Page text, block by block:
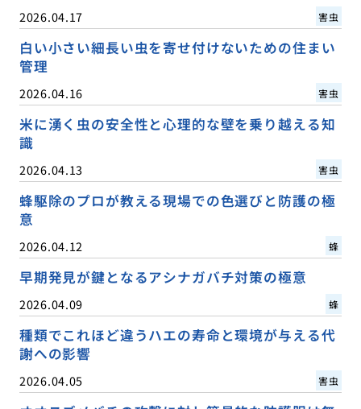
2026.04.17 害虫
白い小さい細長い虫を寄せ付けないための住まい
管理
2026.04.16 害虫
米に湧く虫の安全性と心理的な壁を乗り越える知
識
2026.04.13 害虫
蜂駆除のプロが教える現場での色選びと防護の極
意
2026.04.12 蜂
早期発見が鍵となるアシナガバチ対策の極意
2026.04.09 蜂
種類でこれほど違うハエの寿命と環境が与える代
謝への影響
2026.04.05 害虫